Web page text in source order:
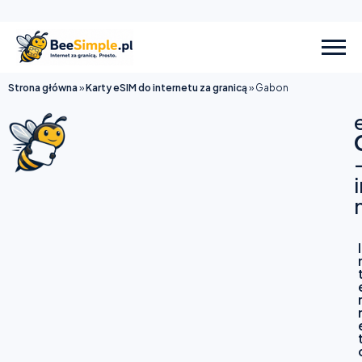
Strona główna»Karty eSIM do internetu za granicą» Gabon
I
r